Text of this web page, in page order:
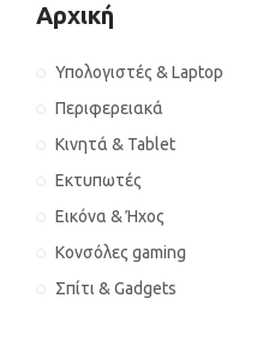
Αρχική
Υπολογιστές & Laptop
Περιφερειακά
Κινητά & Tablet
Εκτυπωτές
Εικόνα & Ήχος
Κονσόλες gaming
Σπίτι & Gadgets